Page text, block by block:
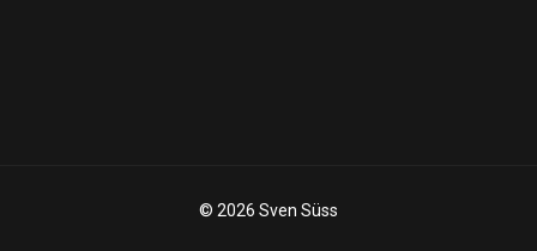
© 2026 Sven Süss